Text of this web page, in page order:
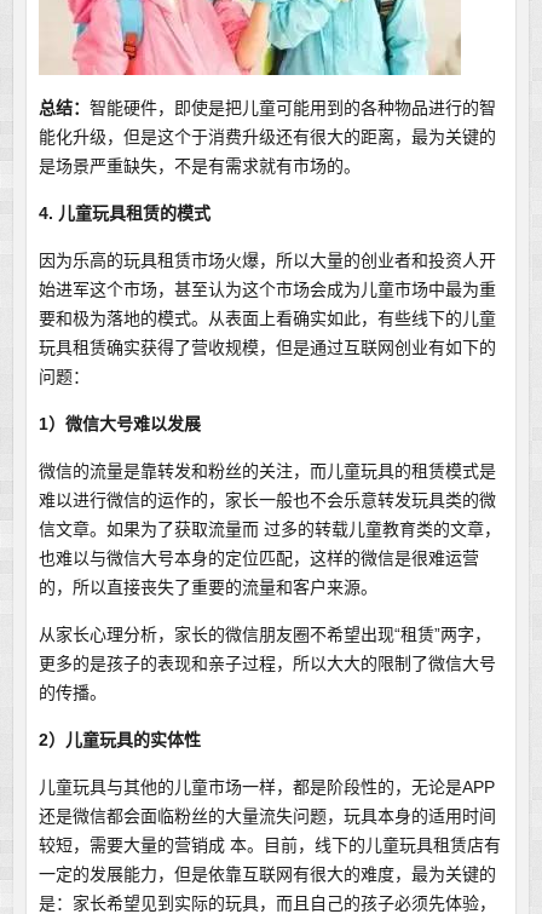
总结： 智能硬件，即使是把儿童可能用到的各种物品进行的智
能化升级，但是这个于消费升级还有很大的距离，最为关键的
是场景严重缺失，不是有需求就有市场的。
4. 儿童玩具租赁的模式
因为乐高的玩具租赁市场火爆，所以大量的创业者和投资人开
始进军这个市场，甚至认为这个市场会成为儿童市场中最为重
要和极为落地的模式。从表面上看确实如此，有些线下的儿童
玩具租赁确实获得了营收规模，但是通过互联网创业有如下的
问题：
1）微信大号难以发展
微信的流量是靠转发和粉丝的关注，而儿童玩具的租赁模式是
难以进行微信的运作的，家长一般也不会乐意转发玩具类的微
信文章。如果为了获取流量而 过多的转载儿童教育类的文章，
也难以与微信大号本身的定位匹配，这样的微信是很难运营
的，所以直接丧失了重要的流量和客户来源。
从家长心理分析，家长的微信朋友圈不希望出现“租赁”两字，
更多的是孩子的表现和亲子过程，所以大大的限制了微信大号
的传播。
2）儿童玩具的实体性
儿童玩具与其他的儿童市场一样，都是阶段性的，无论是APP
还是微信都会面临粉丝的大量流失问题，玩具本身的适用时间
较短，需要大量的营销成 本。目前，线下的儿童玩具租赁店有
一定的发展能力，但是依靠互联网有很大的难度，最为关键的
是：家长希望见到实际的玩具，而且自己的孩子必须先体验，